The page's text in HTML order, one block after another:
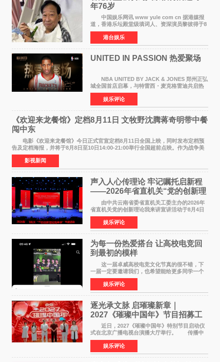
年76岁​
中国娱乐网讯 www yule com cn 据港媒报
道，香港乐坛殿堂级填词人、资深演员黎彼得于8
月5日上午因病离世，终年76岁。好友钟志光透
露，黎彼得今年3月中风后便卧床休养，身体机能
持续衰退，最
港台娱乐
UNITED IN PASSION 热爱聚场
NBA UNITED BY JACK & JONES 郑州正弘
城全国首店启幕，与特雷西・麦克格雷迪共启热
爱 2026 年7 月21 日，
NBAUNITEDBYJACK&JONES 全国首店，于郑
州正弘城正式启幕。NBA 传奇球星
娱乐评论
《欢迎来龙餐馆》定档8月11日 文牧野沈腾蒋奇明带中餐
闯中东
电影《欢迎来龙餐馆》今日正式官宣定档8月11日全国上映，同时发布定档预
告及定档海报，并将于8月8日至10日14:00-21:00举行全国超前点映。作为战争美
食大片，影片讲述的是中国厨师徐福（沈腾
影视新闻
声入人心传理论 牢记嘱托启新程
——2026年省直机关“党的创新理
论我来讲”宣讲活动圆满落幕
由中共云南省委省直机关工委主办的2026年
省直机关党的创新理论我来讲宣讲活动于8月4日
至5日在昆明举办。活动以 "牢记嘱托 感恩奋进
开创云南发展新局面 "为主题，坚持以新时代中国
特色社会主义
娱乐评论
为每一份热爱搭台 让高校电竞回
到最初的模样
这一届卓威高校电竞文化节真的很不错，下
一届一定要邀请我们，也希望能给更多同学一个
来到现场的机会。 2026卓威高校电竞文化节
已经落下帷幕，在活动结束后，仍有不少高校电
竞社负责人和现
娱乐评论
逐光承文脉 启璀璨新章｜
2027《璀璨中国年》节目招募工
作圆满启动
近日，2027《璀璨中国年》特别节目启动仪
式在北京广播电视台演播大厅举行。 传播中
华优秀传统文化，弘扬纯正国风艺术，打造高规
格、高质感、正能量的文艺盛典，是璀璨中国年
矢志不渝的初心
娱乐评论